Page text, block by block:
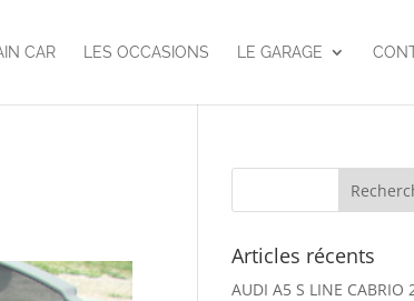
CAR LES OCCASIONS LE GARAGE
Articles récents
AUDI A5 S LINE CABRIO